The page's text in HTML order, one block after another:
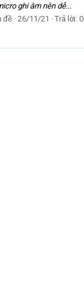
ghi âm nên dễ...
đề 26/11/21 Trả lời: 0